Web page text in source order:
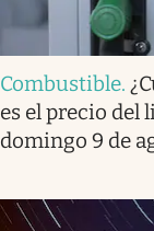
Combustible.
es el precio del
domingo 9 de